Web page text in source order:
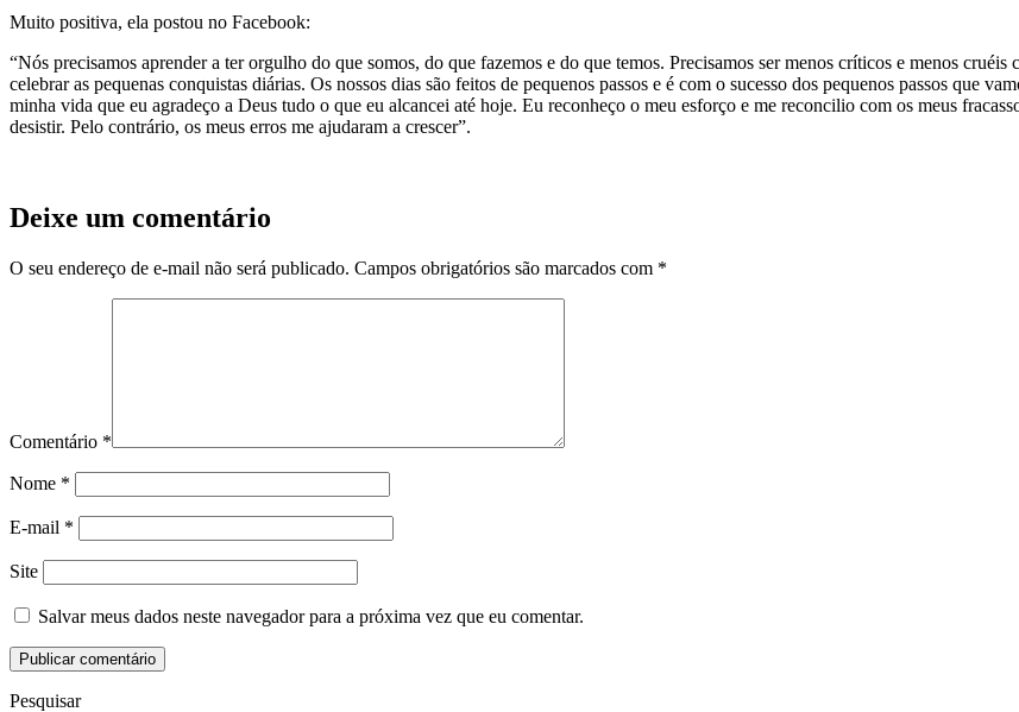
Muito positiva, ela postou no Facebook:
“Nós precisamos aprender a ter orgulho do que somos, do que fazemos e do que temos. Precisamos ser menos críticos e menos cruéis
celebrar as pequenas conquistas diárias. Os nossos dias são feitos de pequenos passos e é com o sucesso dos pequenos passos que
minha vida que eu agradeço a Deus tudo o que eu alcancei até hoje. Eu reconheço o meu esforço e me reconcilio com os meus
desistir. Pelo contrário, os meus erros me ajudaram a crescer”.
Deixe um comentário
O seu endereço de e-mail não será publicado. Campos obrigatórios são marcados com *
Comentário *
Nome *
E-mail *
Site
Salvar meus dados neste navegador para a próxima vez que eu comentar.
Pesquisar